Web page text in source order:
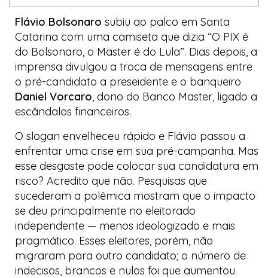
Flávio Bolsonaro subiu ao palco em Santa
Catarina com uma camiseta que dizia “O PIX é
do Bolsonaro, o Master é do Lula”. Dias depois, a
imprensa divulgou a troca de mensagens entre
o pré-candidato a preseidente e o banqueiro
Daniel Vorcaro, dono do Banco Master, ligado a
escândalos financeiros.
O slogan envelheceu rápido e Flávio passou a
enfrentar uma crise em sua pré-campanha. Mas
esse desgaste pode colocar sua candidatura em
risco? Acredito que não. Pesquisas que
sucederam a polêmica mostram que o impacto
se deu principalmente no eleitorado
independente — menos ideologizado e mais
pragmático. Esses eleitores, porém, não
migraram para outro candidato; o número de
indecisos, brancos e nulos foi que aumentou.